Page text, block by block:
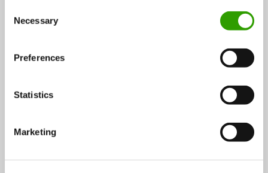
Necessary
Preferences
Statistics
Marketing
palvelut -teemasta voi esittää tutkimusta, joka liittyy
ovat maa- ja elintarviketalouteen kytköksissä olevat
teknologiatutkimushankkeet.
MMM:n tutkimus- ja
kehittämistoiminta